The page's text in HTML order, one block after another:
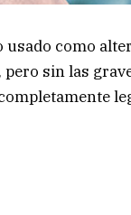
como
sin las